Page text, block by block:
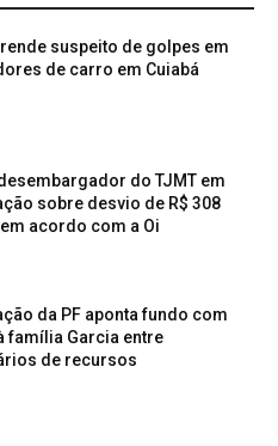
suspeito de golpes em
de carro em Cuiabá
do TJMT em
sobre desvio de R$ 308
acordo com a Oi
da PF aponta fundo com
família Garcia entre
de recursos